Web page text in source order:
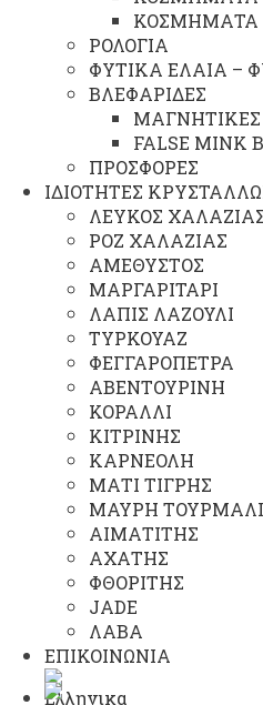
ΚΟΣΜΗΜΑΤΑ
ΡΟΛΟΓΙΑ
ΦΥΤΙΚΑ ΕΛΑΙΑ –
ΒΛΕΦΑΡΙΔΕΣ
ΜΑΓΝΗΤΙΚΕΣ
FALSE MINK
ΠΡΟΣΦΟΡΕΣ
ΙΔΙΟΤΗΤΕΣ
ΛΕΥΚΟΣ
ΡΟΖ ΧΑΛΑΖΙΑΣ
ΑΜΕΘΥΣΤΟΣ
ΜΑΡΓΑΡΙΤΑΡΙ
ΛΑΠΙΣ ΛΑΖΟΥΛΙ
ΤΥΡΚΟΥΑΖ
ΦΕΓΓΑΡΟΠΕΤΡΑ
ΑΒΕΝΤΟΥΡΙΝΗ
ΚΟΡΑΛΛΙ
ΚΙΤΡΙΝΗΣ
ΚΑΡΝΕΟΛΗ
ΜΑΤΙ ΤΙΓΡΗΣ
ΜΑΥΡΗ
ΑΙΜΑΤΙΤΗΣ
ΑΧΑΤΗΣ
ΦΘΟΡΙΤΗΣ
JADE
ΛΑΒΑ
ΕΠΙΚΟΙΝΩΝΙΑ